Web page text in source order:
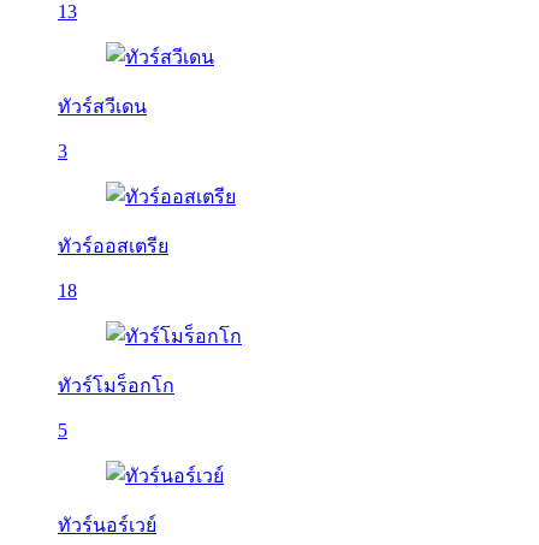
13
ทัวร์สวีเดน
3
ทัวร์ออสเตรีย
18
ทัวร์โมร็อกโก
5
ทัวร์นอร์เวย์